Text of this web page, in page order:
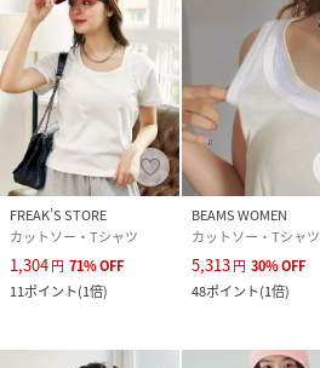
FREAK’S STORE
カットソー・Tシャツ
1,304円 71%OFF
11ポイント(1倍)
BEAMS WOMEN
カットソー・Tシャツ
5,313円 30%OFF
48ポイント(1倍)